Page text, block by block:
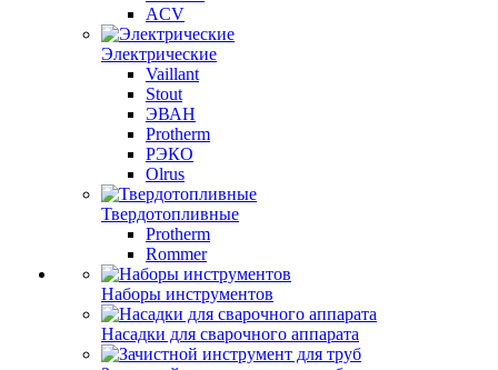
ACV
Электрические
Vaillant
Stout
ЭВАН
Protherm
РЭКО
Olrus
Твердотопливные
Protherm
Rommer
Наборы инструментов
Насадки для сварочного аппарата